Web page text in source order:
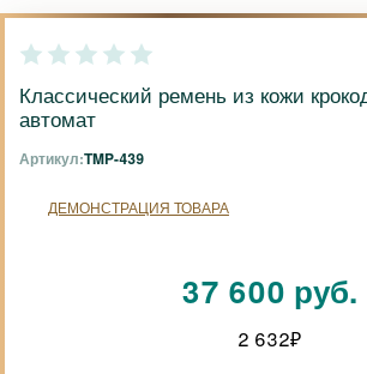
Классический ремень из кожи
автомат
Артикул:TMP-439
ДЕМОНСТРАЦИЯ ТОВАРА
37 600 руб.
2 632₽